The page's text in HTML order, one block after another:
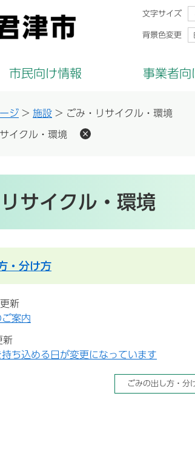
文字サイズ
背景色変更
市民向け情報 事業者向
ジ > 施設 > ごみ・リサイクル・環境
イクル・環境
サイクル・環境
・分け方
新
案内
新
ち込める日が変更になっています
ごみの出し方・分